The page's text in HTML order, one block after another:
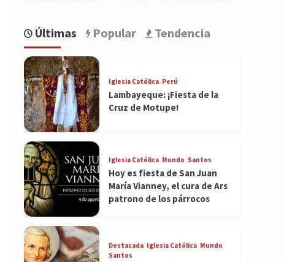
Últimas Popular Tendencia
Iglesia Católica Perú
Lambayeque: ¡Fiesta de la
Cruz de Motupe!
Iglesia Católica Mundo Santos
Hoy es fiesta de San Juan
María Vianney, el cura de Ars
patrono de los párrocos
Destacada Iglesia Católica Mundo
Santos